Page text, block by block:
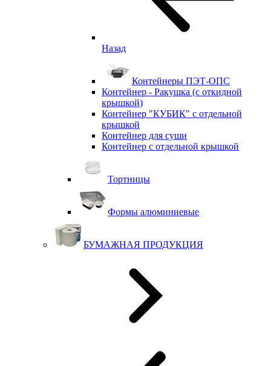
Назад
Контейнеры ПЭТ-ОПС
Контейнер - Ракушка (с откидной
крышкой)
Контейнер "КУБИК" с отдельной
крышкой
Контейнер для суши
Контейнер с отдельной крышкой
Тортницы
Формы алюминиевые
БУМАЖНАЯ ПРОДУКЦИЯ